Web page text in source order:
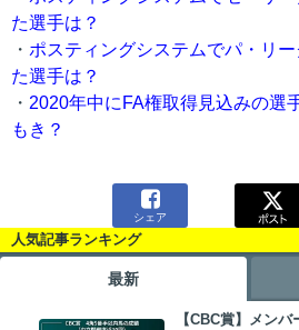
た選手は？
・ ポスティングシステムでパ・リ
た選手は？
・ 2020年中にFA権取得見込みの選
もき？

シェア
人気記事ランキング
最新
【CBC賞】メン